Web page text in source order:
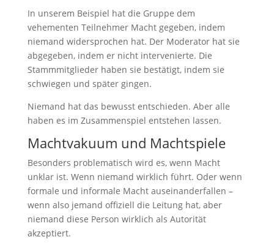
In unserem Beispiel hat die Gruppe dem
vehementen Teilnehmer Macht gegeben, indem
niemand widersprochen hat. Der Moderator hat sie
abgegeben, indem er nicht intervenierte. Die
Stammmitglieder haben sie bestätigt, indem sie
schwiegen und später gingen.
Niemand hat das bewusst entschieden. Aber alle
haben es im Zusammenspiel entstehen lassen.
Machtvakuum und Machtspiele
Besonders problematisch wird es, wenn Macht
unklar ist. Wenn niemand wirklich führt. Oder wenn
formale und informale Macht auseinanderfallen –
wenn also jemand offiziell die Leitung hat, aber
niemand diese Person wirklich als Autorität
akzeptiert.